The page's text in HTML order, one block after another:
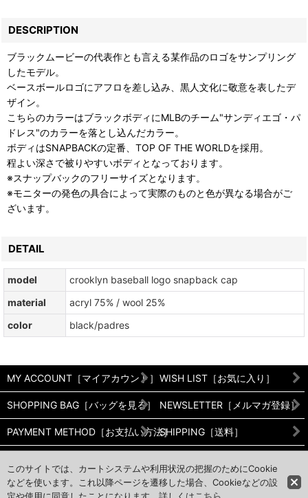
DESCRIPTION
ブラックムービーの代表作とも言える某作品のロゴをサンプリング
したモデル。
ベースボールロゴにアフロを差し込み、黒人文化に敬意を表したデ
ザイン。
こちらのカラーはブラックボディにMLBのチーム"サンディエゴ・パ
ドレス"のカラーを落とし込んだカラー。
ボディはSNAPBACKの定番、TOP OF THE WORLDを採用。
程よい深さで被りやすいボディとなっております。
※スナップバックのフリーサイズとなります。
※モニターの発色の具合によって実際のものと色が異なる場合がご
ざいます。
DETAIL
model
crooklyn baseball logo snapback cap
material
acryl 75% / wool 25%
color
black/padres
MY ACCOUNT［マイアカウント］ WISH LIST［お気に入り］
SHOPPING BAG［バッグを見る］ NEWSLETTER［メルマガ登録］
PAYMENT METHOD［お支払い方法］SHIPPING［送料］
CALENDER［営業日カレンダー］ CONTACT［お問い合わせ］
このサイトでは、カートシステムや利用状況の把握のためにCookie
などを使います。これ以降ページを遷移した場合、Cookieなどの設